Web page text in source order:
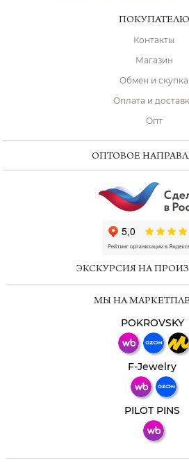
ПОКУПАТЕЛЮ
Контакты
Магазин
Обмен и скупка
Оплата и
Опт
ОПТОВОЕ
ЭКСКУРСИЯ НА
МЫ НА
POKROVSKY
F-Jewelry
PILOT PINS